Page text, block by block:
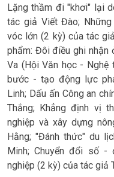
Lặng thầm đi "khơi" lại
tác giả Viết Đào;
vóc lớn (2 kỳ) của tác
phẩm: Đôi điều ghi nhận
Va (Hội Văn học - Nghệ
bước - tạo động lực
Linh; Dấu ấn Công an
Thắng; Khẳng định vị
nghiệp và xây dựng
Hằng; "Đánh thức" du
Minh; Chuyển đổi số
nghiệp (2 kỳ) của tác giả